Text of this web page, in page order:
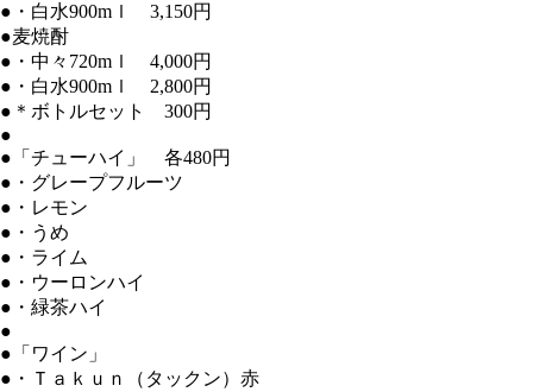
●・白水900mｌ 3,150円
●麦焼酎
●・中々720mｌ 4,000円
●・白水900mｌ 2,800円
●＊ボトルセット 300円
●
●「チューハイ」 各480円
●・グレープフルーツ
●・レモン
●・うめ
●・ライム
●・ウーロンハイ
●・緑茶ハイ
●
●「ワイン」
●・Ｔａｋｕｎ（タックン）赤